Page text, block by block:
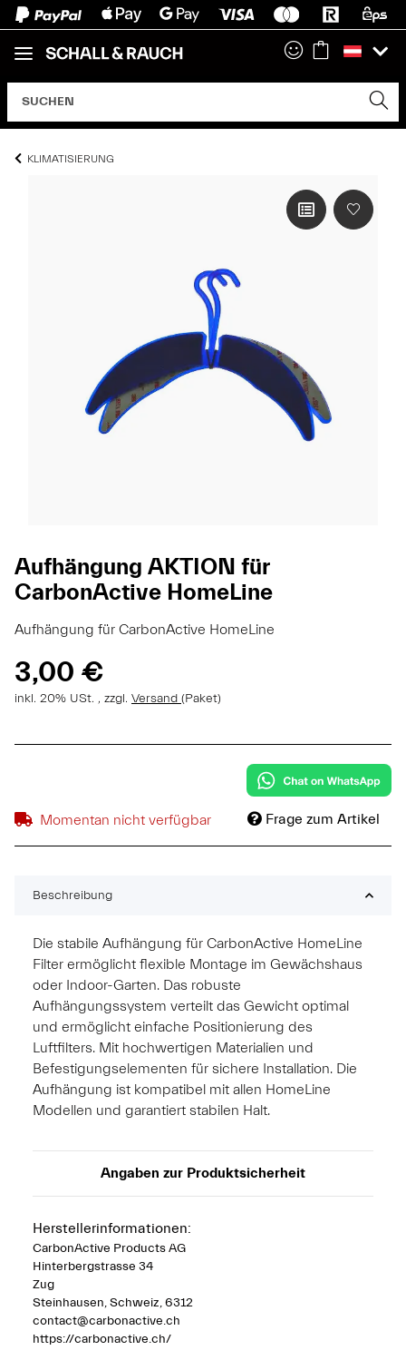
KLIMATISIERUNG
Aufhängung AKTION für
CarbonActive HomeLine
Aufhängung für CarbonActive HomeLine
3,00 €
inkl. 20% USt. , zzgl. Versand (Paket)
Momentan nicht verfügbar Frage zum Artikel
Beschreibung
Die stabile Aufhängung für CarbonActive HomeLine
Filter ermöglicht flexible Montage im Gewächshaus
oder Indoor-Garten. Das robuste
Aufhängungssystem verteilt das Gewicht optimal
und ermöglicht einfache Positionierung des
Luftfilters. Mit hochwertigen Materialien und
Befestigungselementen für sichere Installation. Die
Aufhängung ist kompatibel mit allen HomeLine
Modellen und garantiert stabilen Halt.
Angaben zur Produktsicherheit
Herstellerinformationen:
CarbonActive Products AG
Hinterbergstrasse 34
Zug
Steinhausen, Schweiz, 6312
contact@carbonactive.ch
https://carbonactive.ch/